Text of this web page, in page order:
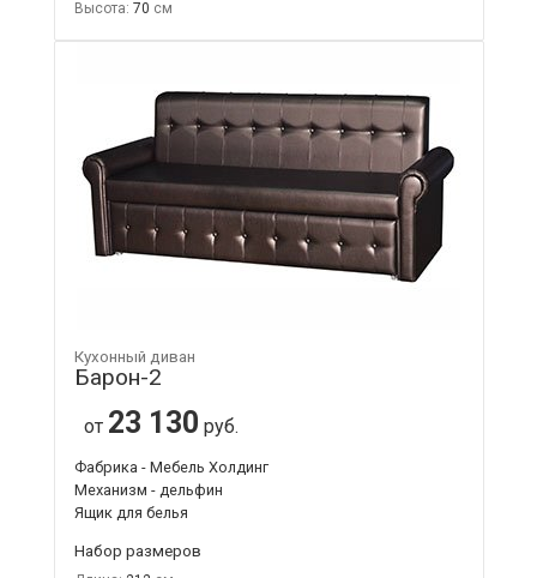
Высота: 70
Кухонный диван
Барон-2
от 23 130 руб.
Фабрика - Мебель Холдинг
Механизм - дельфин
Ящик для белья
Набор размеров